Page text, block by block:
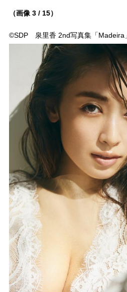
（画像 3 / 15）
©︎SDP 泉里香 2nd写真集「Madeira